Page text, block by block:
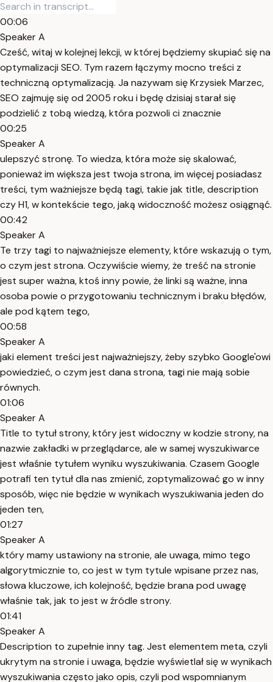
00:06
Speaker A
Cześć, witaj w kolejnej lekcji, w której będziemy skupiać się na
optymalizacji SEO. Tym razem łączymy mocno treści z
techniczną optymalizacją. Ja nazywam się Krzysiek Marzec,
SEO zajmuję się od 2005 roku i będę dzisiaj starał się
podzielić z tobą wiedzą, która pozwoli ci znacznie
00:25
Speaker A
ulepszyć stronę. To wiedza, która może się skalować,
ponieważ im większa jest twoja strona, im więcej posiadasz
treści, tym ważniejsze będą tagi, takie jak title, description
czy H1, w kontekście tego, jaką widoczność możesz osiągnąć.
00:42
Speaker A
Te trzy tagi to najważniejsze elementy, które wskazują o tym,
o czym jest strona. Oczywiście wiemy, że treść na stronie
jest super ważna, ktoś inny powie, że linki są ważne, inna
osoba powie o przygotowaniu technicznym i braku błędów,
ale pod kątem tego,
00:58
Speaker A
jaki element treści jest najważniejszy, żeby szybko Google'owi
powiedzieć, o czym jest dana strona, tagi nie mają sobie
równych.
01:06
Speaker A
Title to tytuł strony, który jest widoczny w kodzie strony, na
nazwie zakładki w przeglądarce, ale w samej wyszukiwarce
jest właśnie tytułem wyniku wyszukiwania. Czasem Google
potrafi ten tytuł dla nas zmienić, zoptymalizować go w inny
sposób, więc nie będzie w wynikach wyszukiwania jeden do
jeden ten,
01:27
Speaker A
który mamy ustawiony na stronie, ale uwaga, mimo tego
algorytmicznie to, co jest w tym tytule wpisane przez nas,
słowa kluczowe, ich kolejność, będzie brana pod uwagę
właśnie tak, jak to jest w źródle strony.
01:41
Speaker A
Description to zupełnie inny tag. Jest elementem meta, czyli
ukrytym na stronie i uwaga, będzie wyświetlał się w wynikach
wyszukiwania często jako opis, czyli pod wspomnianym